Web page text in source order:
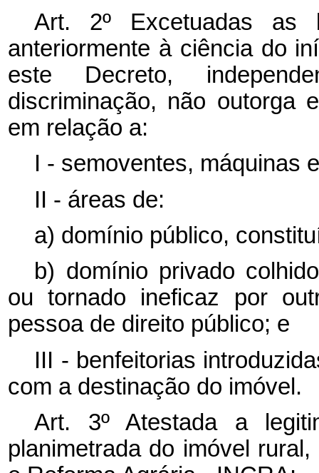
Art. 2º Excetuadas as
anteriormente à ciência do
este Decreto,
discriminação, não outorga
em relação a:
I - semoventes, máquinas
II - áreas de:
a) domínio público,
b) domínio privado
ou tornado ineficaz por
pessoa de direito público; e
III - benfeitorias
com a destinação do imóvel.
Art. 3º Atestada a
planimetrada do imóvel